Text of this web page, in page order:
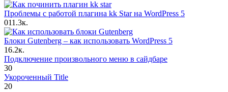
Проблемы с работой плагина kk Star на WordPress 5
011.3к.
Блоки Gutenberg – как использовать WordPress 5
16.2к.
Подключение произвольного меню в сайдбаре
30
Укороченный Title
20